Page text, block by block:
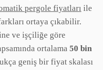
pergole fiyatları ile
ortaya çıkabilir.
ve işçiliğe göre
ortalama 50 bin
geniş bir fiyat skalası